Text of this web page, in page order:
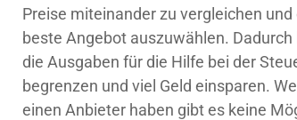
Preise miteinander zu vergleichen und
beste Angebot auszuwählen. Dadurch
die Ausgaben für die Hilfe bei der
begrenzen und viel Geld einsparen.
einen Anbieter haben gibt es keine